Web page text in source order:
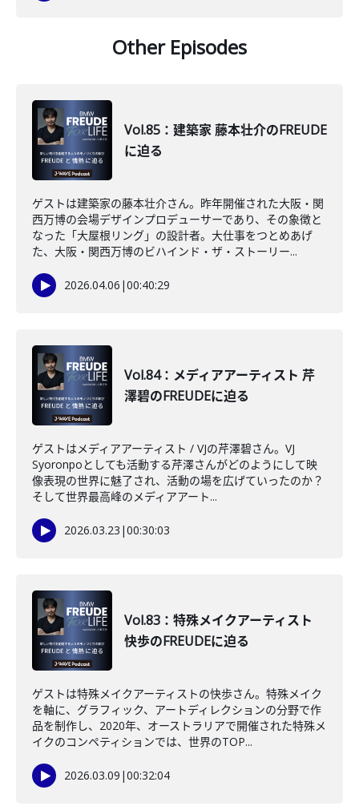
Other Episodes
Vol.85：建築家 藤本壮介のFREUDE
に迫る
ゲストは建築家の藤本壮介さん。昨年開催された大阪・関
西万博の会場デザインプロデューサーであり、その象徴と
なった「大屋根リング」の設計者。大仕事をつとめあげ
た、大阪・関西万博のビハインド・ザ・ストーリー...
2026.04.06 |00:40:29
Vol.84：メディアアーティスト 芹
澤碧のFREUDEに迫る
ゲストはメディアアーティスト / VJの芹澤碧さん。VJ
Syoronpoとしても活動する芹澤さんがどのようにして映
像表現の世界に魅了され、活動の場を広げていったのか？
そして世界最高峰のメディアアート...
2026.03.23 |00:30:03
Vol.83：特殊メイクアーティスト
快歩のFREUDEに迫る
ゲストは特殊メイクアーティストの快歩さん。特殊メイク
を軸に、グラフィック、アートディレクションの分野で作
品を制作し、2020年、オーストラリアで開催された特殊メ
イクのコンペティションでは、世界のTOP...
2026.03.09 |00:32:04